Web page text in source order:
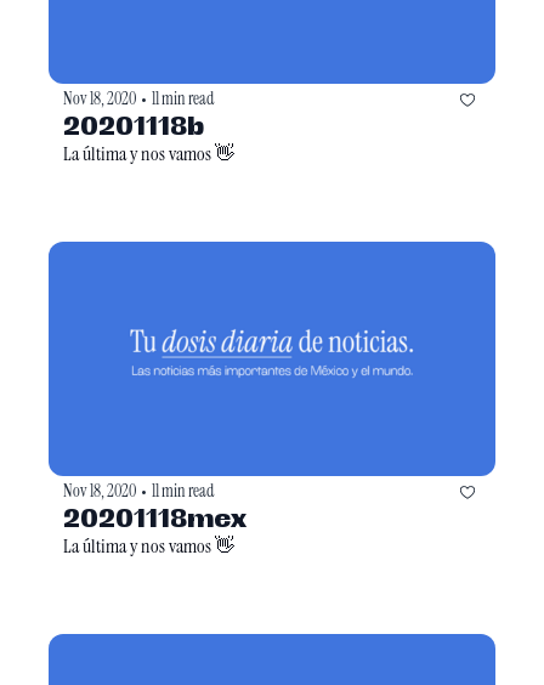
Nov 18, 2020 • 11 min read
20201118b
La última y nos vamos 👋
Nov 18, 2020 • 11 min read
20201118mex
La última y nos vamos 👋